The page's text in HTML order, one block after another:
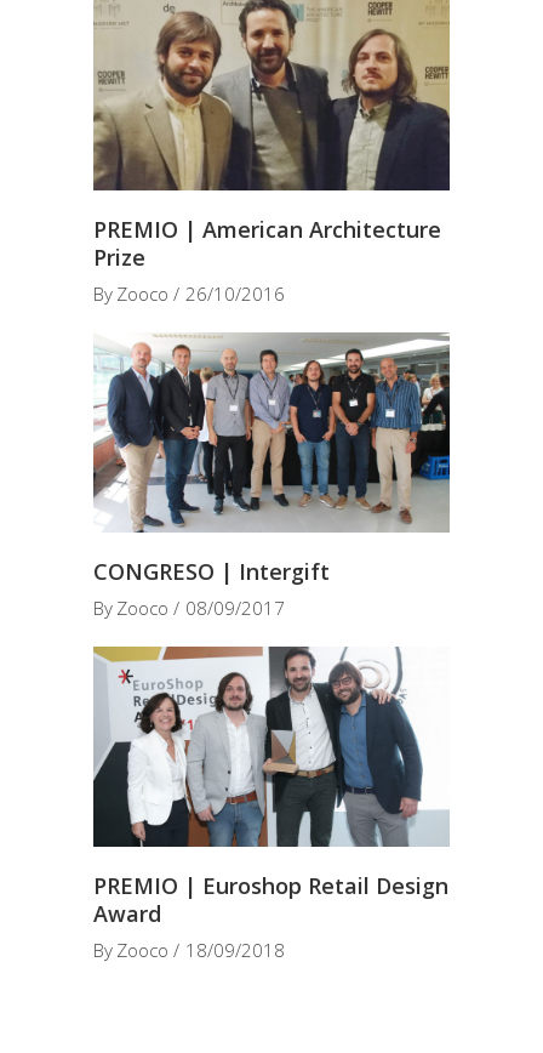
PREMIO | American Architecture
Prize
By Zooco 26/10/2016
CONGRESO | Intergift
By Zooco 08/09/2017
PREMIO | Euroshop Retail Design
Award
By Zooco 18/09/2018